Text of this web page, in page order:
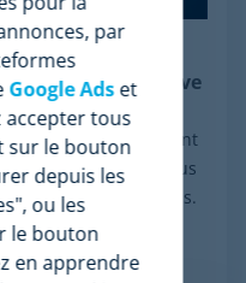
alternative
par un événement
financière sous
aux États-Unis.
par
Google Adset
accepter tous
sur le bouton
depuis les
ou les
le bouton
en apprendre